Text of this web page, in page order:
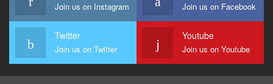
Join us on Instagram Join us on Facebook
Twitter
Join us on Twitter
Youtube
Join us on Youtube